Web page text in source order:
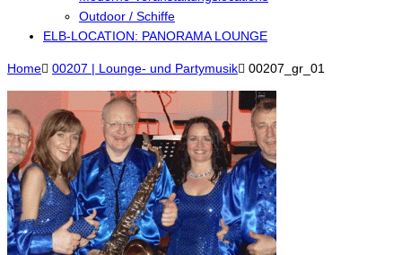
Outdoor / Schiffe
ELB-LOCATION: PANORAMA LOUNGE
Home 00207 | Lounge- und Partymusik 00207_gr_01